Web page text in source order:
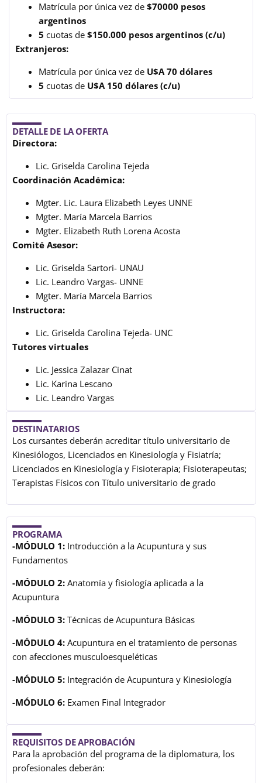
Matrícula por única vez de $70000 pesos
argentinos
5 cuotas de $150.000 pesos argentinos (c/u)
Extranjeros:
Matrícula por única vez de U$A 70 dólares
5 cuotas de U$A 150 dólares (c/u)
DETALLE DE LA OFERTA
Directora:
Lic. Griselda Carolina Tejeda
Coordinación Académica:
Mgter. Lic. Laura Elizabeth Leyes UNNE
Mgter. María Marcela Barrios
Mgter. Elizabeth Ruth Lorena Acosta
Comité Asesor:
Lic. Griselda Sartori- UNAU
Lic. Leandro Vargas- UNNE
Mgter. María Marcela Barrios
Instructora:
Lic. Griselda Carolina Tejeda- UNC
Tutores virtuales
Lic. Jessica Zalazar Cinat
Lic. Karina Lescano
Lic. Leandro Vargas
DESTINATARIOS
Los cursantes deberán acreditar título universitario de
Kinesiólogos, Licenciados en Kinesiología y Fisiatría;
Licenciados en Kinesiología y Fisioterapia; Fisioterapeutas;
Terapistas Físicos con Título universitario de grado
PROGRAMA
-MÓDULO 1: Introducción a la Acupuntura y sus
Fundamentos
-MÓDULO 2: Anatomía y fisiología aplicada a la
Acupuntura
-MÓDULO 3: Técnicas de Acupuntura Básicas
-MÓDULO 4: Acupuntura en el tratamiento de personas
con afecciones musculoesqueléticas
-MÓDULO 5: Integración de Acupuntura y Kinesiología
-MÓDULO 6: Examen Final Integrador
REQUISITOS DE APROBACIÓN
Para la aprobación del programa de la diplomatura, los
profesionales deberán: